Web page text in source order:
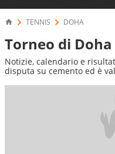
TENNIS DOHA
Torneo di Doha
Notizie, calendario e
disputa su cemento ed è